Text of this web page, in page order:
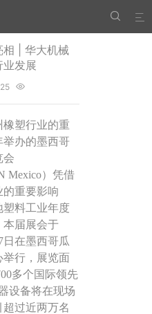


相 | 华大机械
业发展

橡塑行业的重
举办的墨西哥
会
Mexico）凭借
重要影响
塑料工业年度
本届展会于
日在墨西哥瓜
举行，展览面
多个国际领先
设备将在现场
超过近两万名